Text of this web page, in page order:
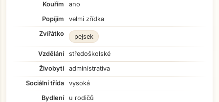
Kouřím
ano
Popíjím
velmi zřídka
Zvířátko
pejsek
Vzdělání
středoškolské
Živobytí
administrativa
Sociální třída
vysoká
Bydlení
u rodičů